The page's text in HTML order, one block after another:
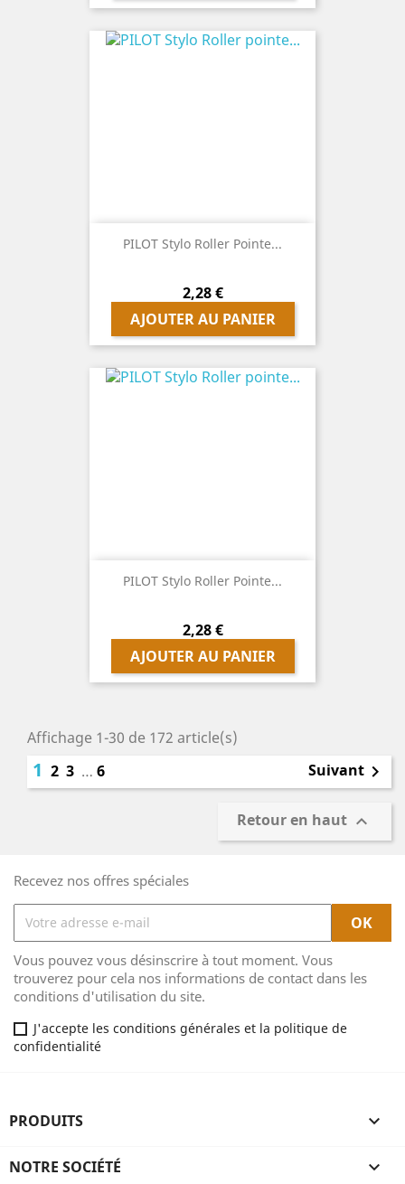
PILOT Stylo Roller Pointe...
Prix
2,28 €
AJOUTER AU PANIER
PILOT Stylo Roller Pointe...
Prix
2,28 €
AJOUTER AU PANIER
Affichage 1-30 de 172 article(s)
1 2 3 … 6 Suivant 
Retour en haut 
Recevez nos offres spéciales
Vous pouvez vous désinscrire à tout moment. Vous
trouverez pour cela nos informations de contact dans les
conditions d'utilisation du site.
J'accepte les conditions générales et la politique de
confidentialité
PRODUITS 
NOTRE SOCIÉTÉ 